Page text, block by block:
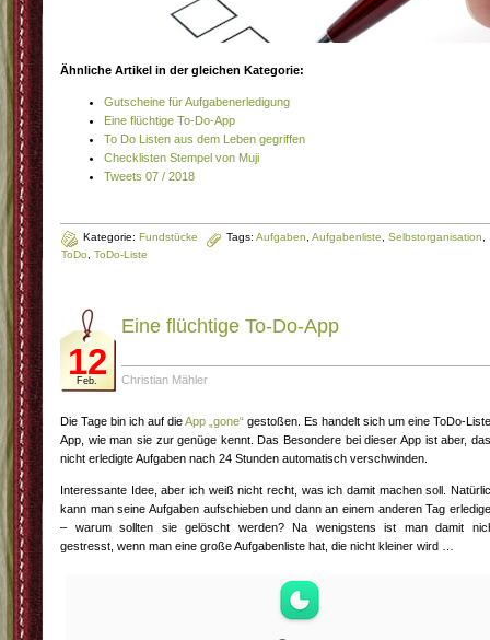
Ähnliche Artikel in der gleichen Kategorie:
Gutscheine für Aufgabenerledigung
Eine flüchtige To-Do-App
To Do Listen aus dem Leben gegriffen
Checklisten Stempel von Muji
Tweets 07 / 2018
Kategorie: Fundstücke Tags: Aufgaben Aufgabenliste Selbstorganisation
ToDo
ToDo-Liste
12
Feb.
Eine flüchtige To-Do-App
Christian Mähler
Die Tage bin ich auf dieApp „gone“ gestoßen. Es handelt sich um eine ToDo-
App, wie man sie zur genüge kennt. Das Besondere bei dieser App ist aber,
nicht erledigte Aufgaben nach 24 Stunden automatisch verschwinden.
Interessante Idee, aber ich weiß nicht recht, was ich damit machen soll.
kann man seine Aufgaben aufschieben und dann an einem anderen Tag
– warum sollten sie gelöscht werden? Na wenigstens ist man damit
gestresst, wenn man eine große Aufgabenliste hat, die nicht kleiner wird …